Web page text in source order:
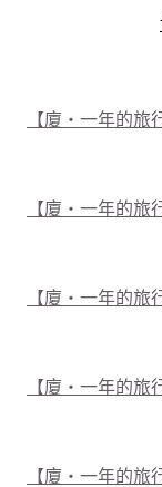
【廈‧一年的
【廈‧一年的旅
【廈‧一年的
【廈‧一年的旅
【廈‧一年的旅